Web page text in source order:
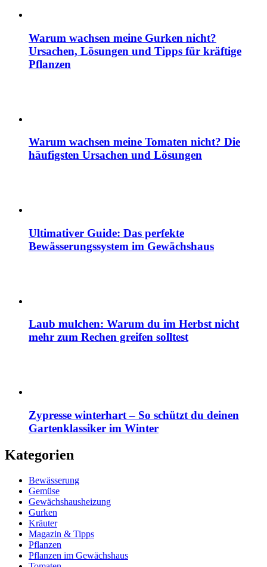
Warum wachsen meine Gurken nicht?
Ursachen, Lösungen und Tipps für kräftige
Pflanzen
Warum wachsen meine Tomaten nicht? Die
häufigsten Ursachen und Lösungen
Ultimativer Guide: Das perfekte
Bewässerungssystem im Gewächshaus
Laub mulchen: Warum du im Herbst nicht
mehr zum Rechen greifen solltest
Zypresse winterhart – So schützt du deinen
Gartenklassiker im Winter
Kategorien
Bewässerung
Gemüse
Gewächshausheizung
Gurken
Kräuter
Magazin & Tipps
Pflanzen
Pflanzen im Gewächshaus